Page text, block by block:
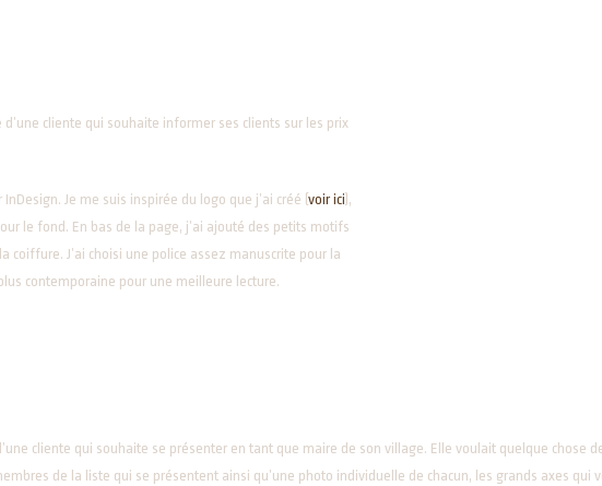
d’une cliente qui souhaite informer ses clients sur les prix
Je me suis inspirée du logo que j’ai créé ( voir ici ),
le fond. En bas de la page, j’ai ajouté des petits motifs
coiffure. J’ai choisi une police assez manuscrite pour la
contemporaine pour une meilleure lecture.
cliente qui souhaite se présenter en tant que maire de son village. Elle voulait quelque chose
de la liste qui se présentent ainsi qu’une photo individuelle de chacun, les grands axes